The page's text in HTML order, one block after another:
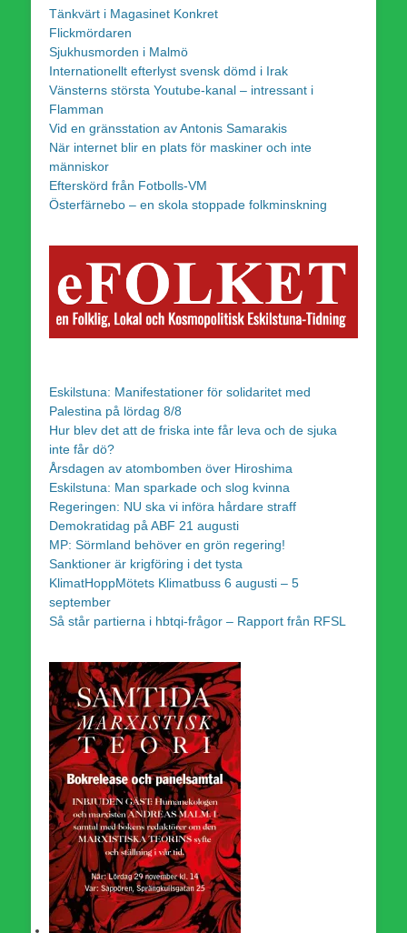
Tänkvärt i Magasinet Konkret
Flickmördaren
Sjukhusmorden i Malmö
Internationellt efterlyst svensk dömd i Irak
Vänsterns största Youtube-kanal – intressant i
Flamman
Vid en gränsstation av Antonis Samarakis
När internet blir en plats för maskiner och inte
människor
Efterskörd från Fotbolls-VM
Österfärnebo – en skola stoppade folkminskning
Eskilstuna: Manifestationer för solidaritet med
Palestina på lördag 8/8
Hur blev det att de friska inte får leva och de sjuka
inte får dö?
Årsdagen av atombomben över Hiroshima
Eskilstuna: Man sparkade och slog kvinna
Regeringen: NU ska vi införa hårdare straff
Demokratidag på ABF 21 augusti
MP: Sörmland behöver en grön regering!
Sanktioner är krigföring i det tysta
KlimatHoppMötets Klimatbuss 6 augusti – 5
september
Så står partierna i hbtqi-frågor – Rapport från RFSL